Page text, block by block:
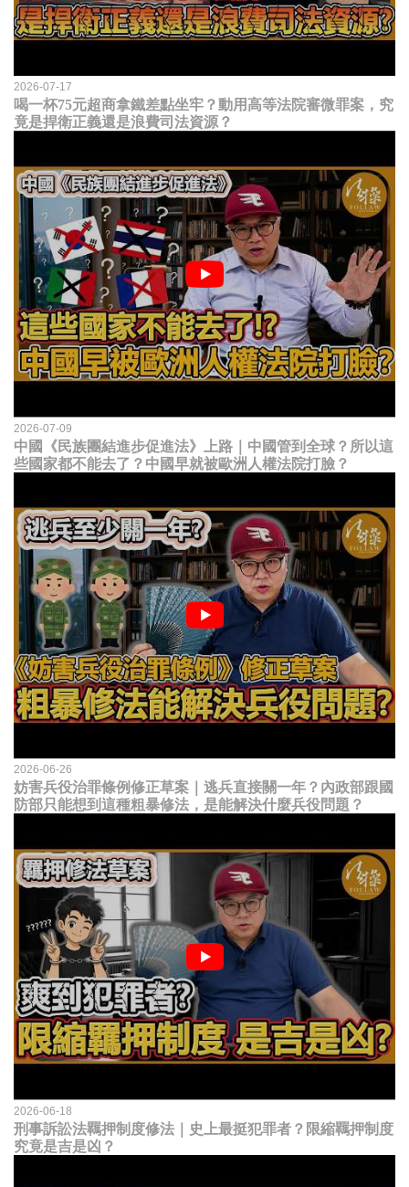
2026-07-17
喝一杯75元超商拿鐵差點坐牢？動用高等法院審微罪案，究
竟是捍衛正義還是浪費司法資源？
2026-07-09
中國《民族團結進步促進法》上路｜中國管到全球？所以這
些國家都不能去了？中國早就被歐洲人權法院打臉？
2026-06-26
妨害兵役治罪條例修正草案｜逃兵直接關一年？內政部跟國
防部只能想到這種粗暴修法，是能解決什麼兵役問題？
2026-06-18
刑事訴訟法羈押制度修法｜史上最挺犯罪者？限縮羈押制度
究竟是吉是凶？